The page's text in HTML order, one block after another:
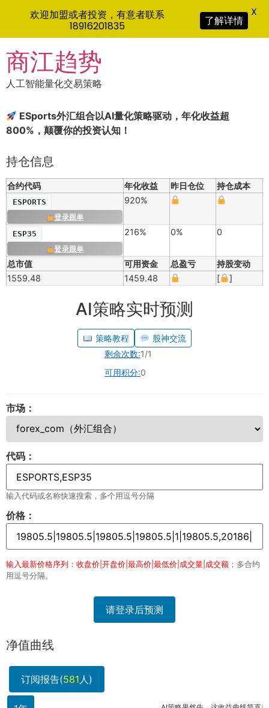
to
content
商江趋势
人工智能量化交易策略
ESports外汇组合以AI量化策略驱动，年化收益超
800%，颠覆你的投资认知！
持仓信息
合约代码 年化收益 昨日仓位 持仓成本
ESPORTS
登录跟单
920%
ESP35
登录跟单
216% 0% 0
总市值 可用资金 总盈亏
持股变动
1559.48
1459.48 [ ]
AI策略实时预测
策略教程
股神交流
剩余次数:1/1
可用积分:0
市场：
代码：
输入代码或名称快速搜索，多个用逗号分隔
价格：
输入最新价格序列：收盘价|开盘价|最高价|最低价|成交量|成交额 ；多合约
用逗号分隔。
请登录后预测
净值曲线
订阅报告(581人)
欢迎加盟或者投资，有意者联系
18916201835
了解详情
X